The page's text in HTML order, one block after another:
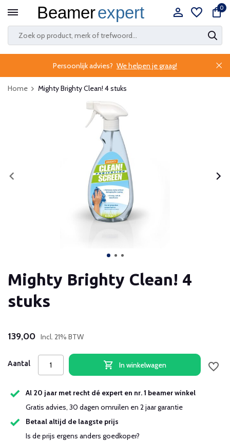
0
Persoonlijk advies? We helpen je graag!
Home Mighty Brighty Clean! 4 stuks
Mighty Brighty Clean! 4
stuks
139,00 Incl. 21% BTW
Aantal In winkelwagen
Al 20 jaar met recht dé expert en nr. 1 beamer winkel
Gratis advies, 30 dagen omruilen en 2 jaar garantie
Betaal altijd de laagste prijs
Is de prijs ergens anders goedkoper?